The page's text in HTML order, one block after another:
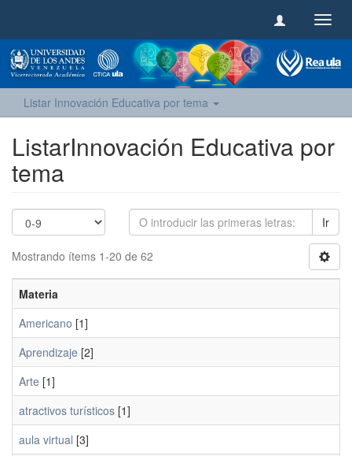
Listar Innovación Educativa por tema
ListarInnovación Educativa por
tema
Ir
Mostrando ítems 1-20 de 62
Materia
Americano [1]
Aprendizaje [2]
Arte [1]
atractivos turísticos [1]
aula virtual [3]